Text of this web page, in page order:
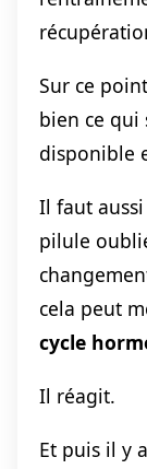
Sur ce
bien ce qui
disponible
Il faut
pilule
cela peut
cycle
Il réagit.
Et puis il y